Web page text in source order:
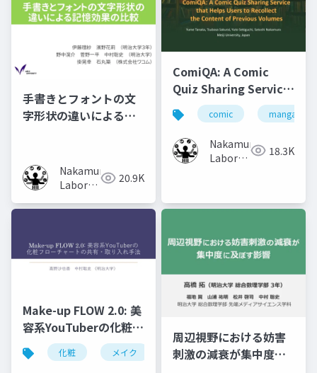
手書きとフォントの文
字形状の違いによる記
Nakamura
Laboratory
University)
20.9K
ComiQA: A Comic
Quiz Sharing Service
that Helps Users to
Recollect the
Content of Previous
Volumes
comic manga
Nakamura
Laboratory 18.3K
Make-up FLOW 2.0: 美
容系YouTuberの化粧フ
ローチャートの共有・
取り入れ手法
化粧 メイク 化粧工程 フローチャート
周辺視野における妨害
刺激の減衰が集中度に